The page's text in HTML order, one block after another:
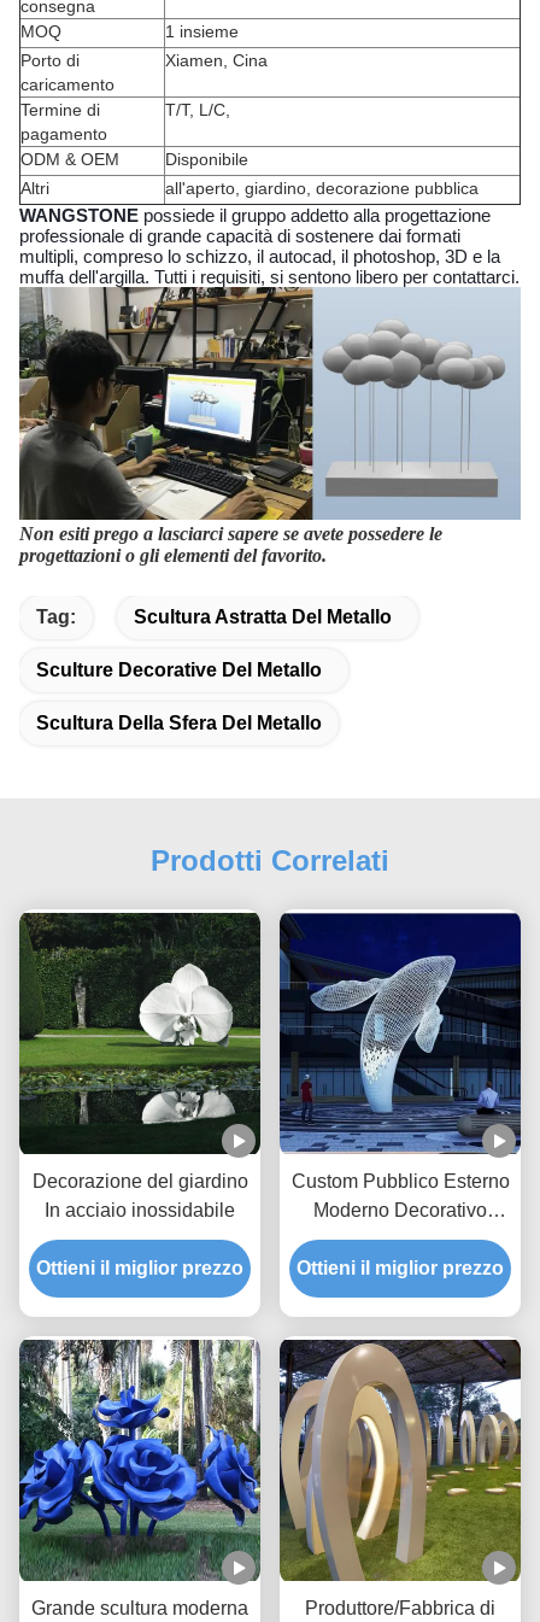
consegna
MOQ
1 insieme
Porto di
caricamento
Xiamen, Cina
Termine di
pagamento
T/T, L/C,
ODM & OEM
Disponibile
Altri
all'aperto, giardino, decorazione pubblica
WANGSTONE possiede il gruppo addetto alla progettazione
professionale di grande capacità di sostenere dai formati
multipli, compreso lo schizzo, il autocad, il photoshop, 3D e la
muffa dell'argilla. Tutti i requisiti, si sentono libero per contattarci.
Non esiti prego a lasciarci sapere se avete possedere le
progettazioni o gli elementi del favorito.
Tag: Scultura Astratta Del Metallo
Sculture Decorative Del Metallo
Scultura Della Sfera Del Metallo
Prodotti Correlati
Decorazione del giardino
In acciaio inossidabile
Ottieni il miglior prezzo
Custom Pubblico Esterno
Moderno Decorativo
Scultura In Acciaio Statue
Metalliche Grande
Balena Bianca
Ottieni il miglior prezzo
Grande scultura moderna
Produttore/Fabbrica di